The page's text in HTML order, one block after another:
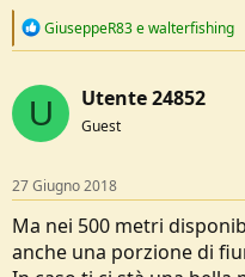
R
c
i
o
s
:
GiuseppeR83ewalterfishing
U Utente 24852
Guest
27 Giugno 2018
Ma nei 500 metri
anche una porzione di